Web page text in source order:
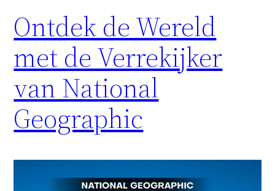
Ontdek de Wereld
met de Verrekijker
van National
Geographic